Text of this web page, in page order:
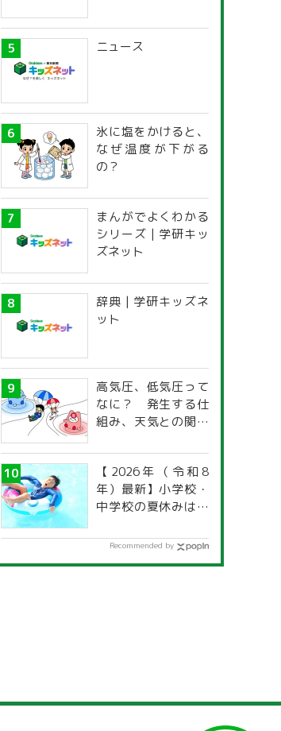
ニュース
氷に塩をかけると、
なぜ温度が下がる
の？
まんがでよくわかる
シリーズ | 学研キッ
ズネット
辞典 | 学研キッズネ
ット
高気圧、低気圧って
なに？ 発生する仕
組み、天気との関係
【2026年（令和8
年）最新】小学校・
中学校の夏休みはい
道府県別「夏季休暇
Recommended by